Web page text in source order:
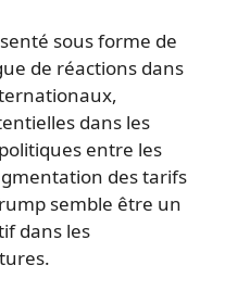
sous forme de
de réactions dans
dans les
entre les
des tarifs
semble être un
dans les